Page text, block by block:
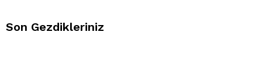
Son Gezdikleriniz